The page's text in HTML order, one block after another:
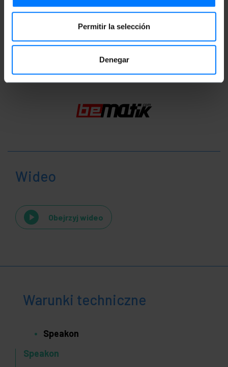
Permitir la selección
Denegar
Ilość paczek: 1
Klasyfikacja
Wideo
Obejrzyj wideo
Warunki techniczne
Speakon
Speakon